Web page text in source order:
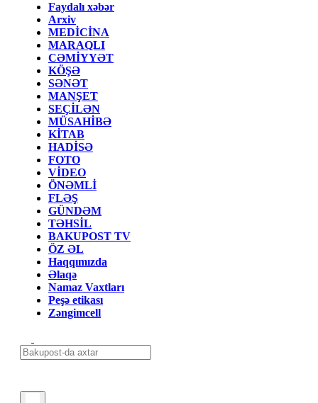
Faydalı xəbər
Arxiv
MEDİCİNA
MARAQLI
CƏMİYYƏT
KÖŞƏ
SƏNƏT
MANŞET
SEÇİLƏN
MÜSAHİBƏ
KİTAB
HADİSƏ
FOTO
VİDEO
ÖNƏMLİ
FLƏŞ
GÜNDƏM
TƏHSİL
BAKUPOST TV
ÖZ ƏL
Haqqımızda
Əlaqə
Namaz Vaxtları
Peşə etikası
Zəngimcell